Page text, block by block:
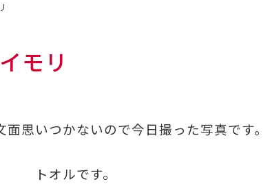
モリ
思いつかないので今日撮った写真です。
トオルです。